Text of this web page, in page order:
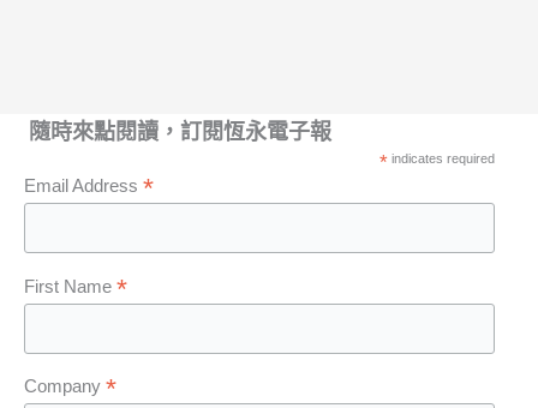
隨時來點閱讀，訂閱恆永電子報
*indicates required
Email Address *
First Name *
Company *